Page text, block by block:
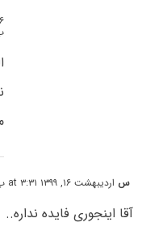
س اردیبهشت ۱۶, ۱۳۹۹ at ۳:۳۱ ب٫ظ
آقا اینجوری فایده نداره..